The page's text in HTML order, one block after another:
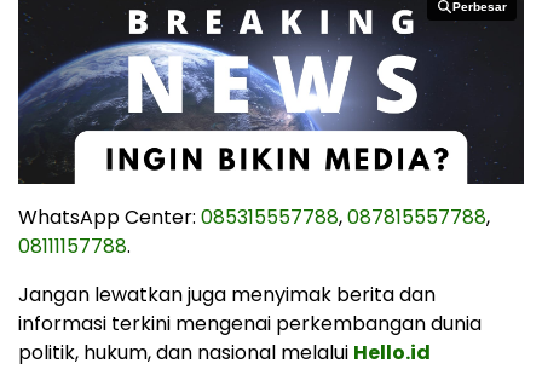
Perbesar
Perbesar
WhatsApp Center: 085315557788,087815557788,
08111157788.
Jangan lewatkan juga menyimak berita dan
informasi terkini mengenai perkembangan dunia
politik, hukum, dan nasional melalui Hello.id